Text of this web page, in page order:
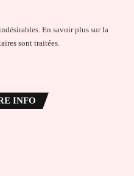
En savoir plus sur la
sont traitées
INFO